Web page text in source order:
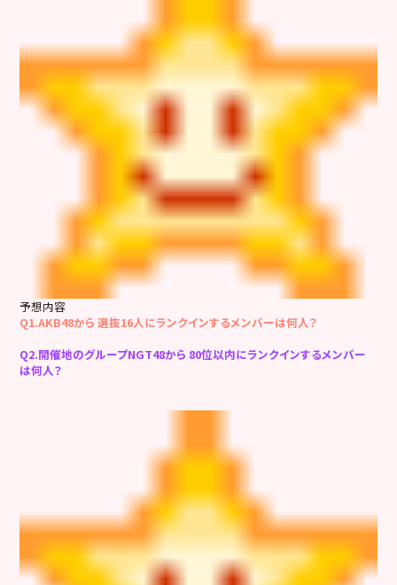
予想内容
Q1.AKB48から 選抜16人にランクインするメンバーは何人？
Q2.開催地のグループNGT48から 80位以内にランクインするメンバー
は何人？